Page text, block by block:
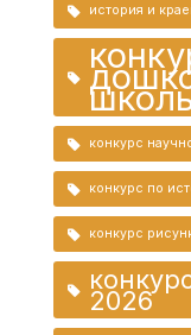
история и
конкурс
конкурс по
конкурс
2026